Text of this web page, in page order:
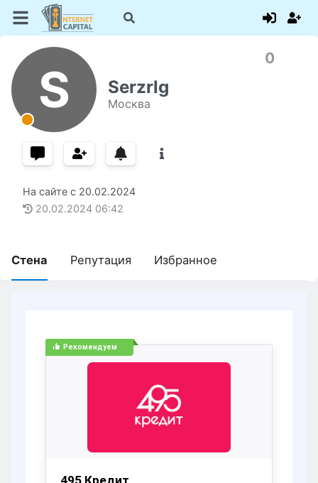
S Serzrlg
Москва
0
На сайте с 20.02.2024
20.02.2024 06:42
Стена Репутация Избранное